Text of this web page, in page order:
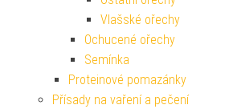
Vlašské ořechy
Ochucené ořechy
Semínka
Proteinové pomazánky
Přísady na vaření a pečení